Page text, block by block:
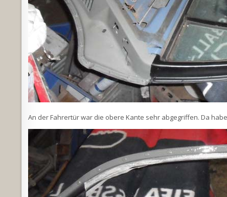
An der Fahrertür war die obere Kante sehr abgegriffen. Da